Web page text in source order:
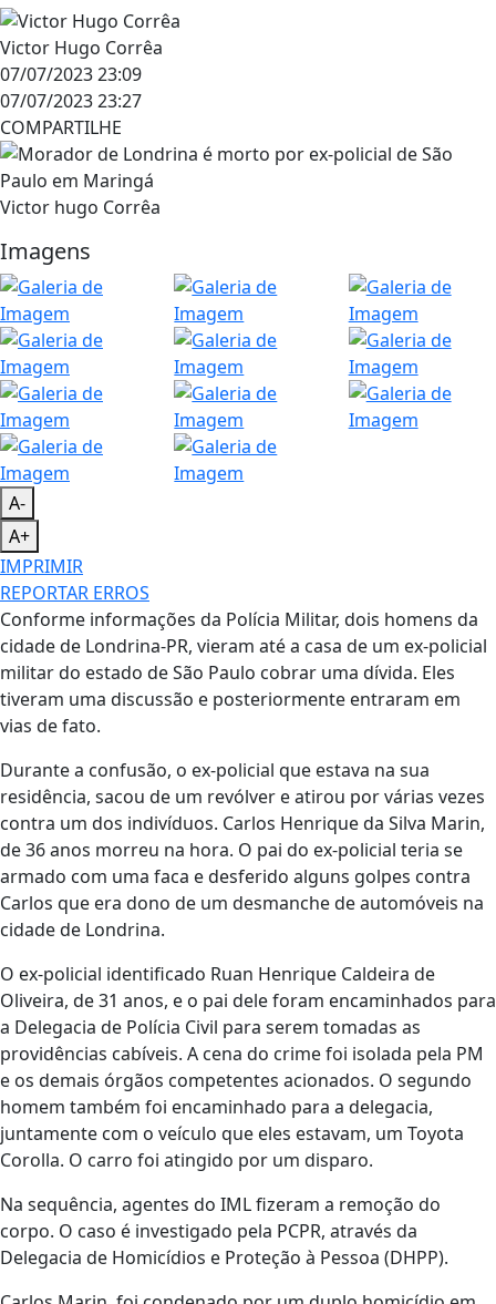
Victor Hugo Corrêa
07/07/2023 23:09
07/07/2023 23:27
COMPARTILHE
Victor hugo Corrêa
Imagens
A-
A+
IMPRIMIR
REPORTAR ERROS
Conforme informações da Polícia Militar, dois homens da
cidade de Londrina-PR, vieram até a casa de um ex-policial
militar do estado de São Paulo cobrar uma dívida. Eles
tiveram uma discussão e posteriormente entraram em
vias de fato.
Durante a confusão, o ex-policial que estava na sua
residência, sacou de um revólver e atirou por várias vezes
contra um dos indivíduos. Carlos Henrique da Silva Marin,
de 36 anos morreu na hora. O pai do ex-policial teria se
armado com uma faca e desferido alguns golpes contra
Carlos que era dono de um desmanche de automóveis na
cidade de Londrina.
O ex-policial identificado Ruan Henrique Caldeira de
Oliveira, de 31 anos, e o pai dele foram encaminhados para
a Delegacia de Polícia Civil para serem tomadas as
providências cabíveis. A cena do crime foi isolada pela PM
e os demais órgãos competentes acionados. O segundo
homem também foi encaminhado para a delegacia,
juntamente com o veículo que eles estavam, um Toyota
Corolla. O carro foi atingido por um disparo.
Na sequência, agentes do IML fizeram a remoção do
corpo. O caso é investigado pela PCPR, através da
Delegacia de Homicídios e Proteção à Pessoa (DHPP).